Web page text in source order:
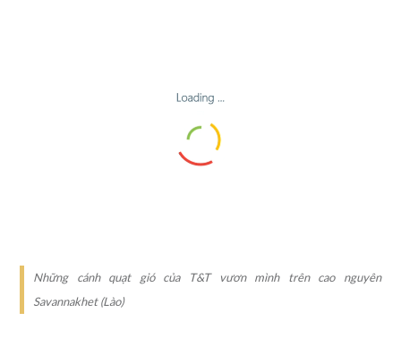
Những cánh quạt gió của T&T vươn mình trên cao nguyên
Savannakhet (Lào)